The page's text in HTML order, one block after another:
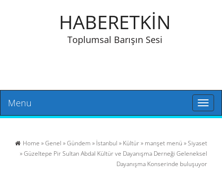
HABERETKİN
Toplumsal Barışın Sesi
Toggle
Menu
Home »Genel »Gündem » İstanbul » Kültür» manşet menü »Siyaset
» Güzeltepe Pir Sultan Abdal Kültür ve Dayanışma Derneği Geleneksel
Dayanışma Konserinde buluşuyor